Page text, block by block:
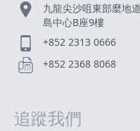
九龍尖沙咀東部麼地
島中心B座9樓
+852 2313 0666
+852 2368 8068
追蹤我們